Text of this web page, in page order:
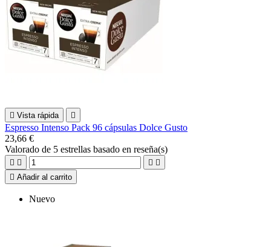
 Vista rápida 
Espresso Intenso Pack 96 cápsulas Dolce Gusto
23,66 €
Valorado de 5 estrellas basado en reseña(s)
   
 Añadir al carrito
Nuevo